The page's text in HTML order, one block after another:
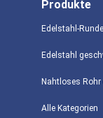
Produkte
Edelstahl-
Edelstahl
Nahtloses
Alle Kategorien